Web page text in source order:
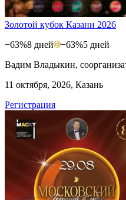
Золотой кубок Казани 2026
−63%8 дней −63%5 дней
Вадим Владыкин,
11 октября, 2026, Казань
Регистрация